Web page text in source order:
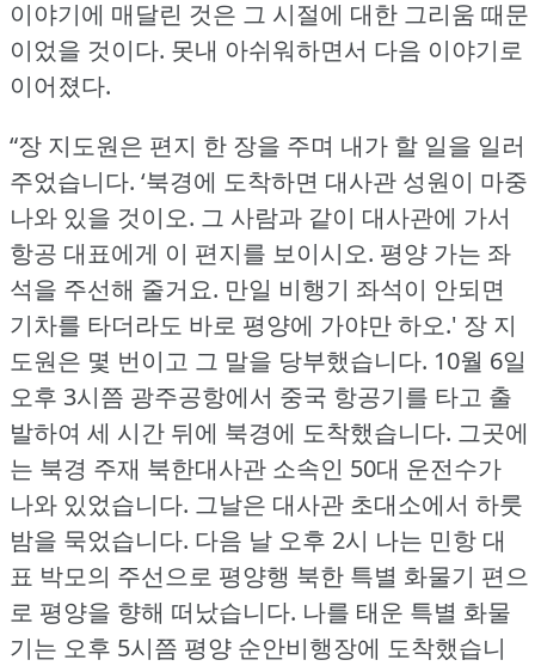
이야기에 매달린 것은 그 시절에 대한 그리움 때문
이었을 것이다. 못내 아쉬워하면서 다음 이야기로
이어졌다.
“장 지도원은 편지 한 장을 주며 내가 할 일을 일러
주었습니다. ‘북경에 도착하면 대사관 성원이 마중
나와 있을 것이오. 그 사람과 같이 대사관에 가서
항공 대표에게 이 편지를 보이시오. 평양 가는 좌
석을 주선해 줄거요. 만일 비행기 좌석이 안되면
기차를 타더라도 바로 평양에 가야만 하오.' 장 지
도원은 몇 번이고 그 말을 당부했습니다. 10월 6일
오후 3시쯤 광주공항에서 중국 항공기를 타고 출
발하여 세 시간 뒤에 북경에 도착했습니다. 그곳에
는 북경 주재 북한대사관 소속인 50대 운전수가
나와 있었습니다. 그날은 대사관 초대소에서 하룻
밤을 묵었습니다. 다음 날 오후 2시 나는 민항 대
표 박모의 주선으로 평양행 북한 특별 화물기 편으
로 평양을 향해 떠났습니다. 나를 태운 특별 화물
기는 오후 5시쯤 평양 순안비행장에 도착했습니